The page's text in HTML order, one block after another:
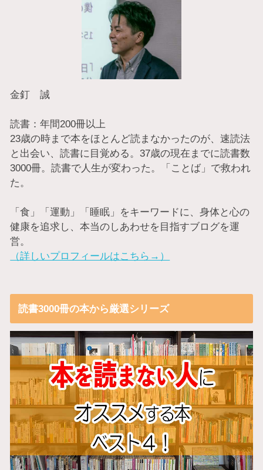
金釘 誠
読書：年間200冊以上
23歳の時まで本をほとんど読まなかったのが、速読法
と出会い、読書に目覚める。37歳の現在までに読書数
3000冊。読書で人生が変わった。「ことば」で救われ
た。
「食」「運動」「睡眠」をキーワードに、身体と心の
健康を追求し、本当のしあわせを目指すブログを運
営。
（詳しいプロフィールはこちら→）
読書3000冊の本から厳選シリーズ